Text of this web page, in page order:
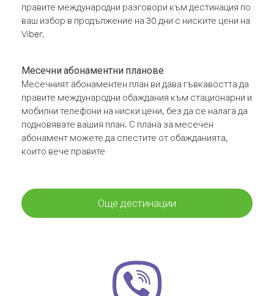
правите международни разговори към дестинация по
ваш избор в продължение на 30 дни с ниските цени на
Viber.
Месечни абонаментни планове
Месечният абонаментен план ви дава гъвкавостта да
правите международни обаждания към стационарни и
мобилни телефони на ниски цени, без да се налага да
подновявате вашия план. С плана за месечен
абонамент можете да спестите от обажданията,
които вече правите
Още дестинации